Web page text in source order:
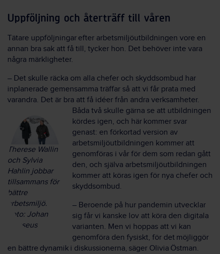
Uppföljning och återträff till våren
Tätare uppföljningar efter arbetsmiljöutbildningen vore en
annan bra sak att få till, tycker hon. Det behöver inte vara
några märkligheter.
– Det skulle räcka om alla chefer och skyddsombud har
inplanerade gemensamma träffar så att vi får prata med
varandra. Det är bra att få idéer från andra verksamheter.
Therese Wallin
och Sylvia
Hahlin jobbar
tillsammans för
bättre
arbetsmiljö.
Foto: Johan
Gunseus
Båda två skulle gärna se att utbildningen
kördes igen, och här kommer svar
genast: en förkortad version av
arbetsmiljöutbildningen kommer att
genomföras i vår för dem som redan gått
den, och själva arbetsmiljöutbildningen
kommer att köras igen för nya chefer och
skyddsombud.
– Beroende på hur pandemin utvecklar
sig får vi kanske lov att köra den digitala
varianten. Men vi hoppas att vi kan
genomföra den fysiskt, för det möjliggör
en bättre dynamik i diskussionerna, säger Olivia Östman.